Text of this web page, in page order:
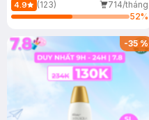
4.9 (123)
714/tháng
52%
-35%